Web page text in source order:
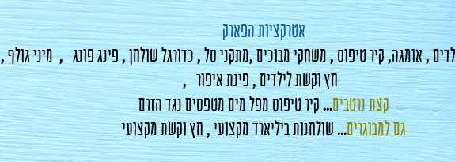
אטרקציות הפארק
, אומגה, קיר טיפוס , משחקי מבוכים ,מתקני סל , כדורגל שולחן , פינג פונג , מיני גולף ,
, חץ וקשת לילדים , פינת איפור
קצת נרטבים... קיר טיפוס מפל מים מטפסים נגד הזרם
גם למבוגרים... שולחנות ביליארד מקצועי , חץ וקשת מקצועי